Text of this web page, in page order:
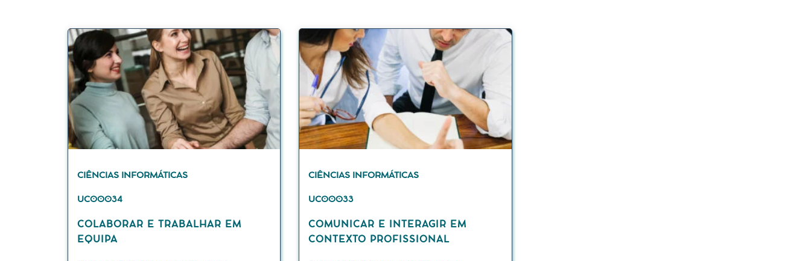
CIÊNCIAS INFORMÁTICAS
UC00034
COLABORAR E TRABALHAR EM
EQUIPA
CIÊNCIAS INFORMÁTICAS
UC00033
COMUNICAR E INTERAGIR EM
CONTEXTO PROFISSIONAL